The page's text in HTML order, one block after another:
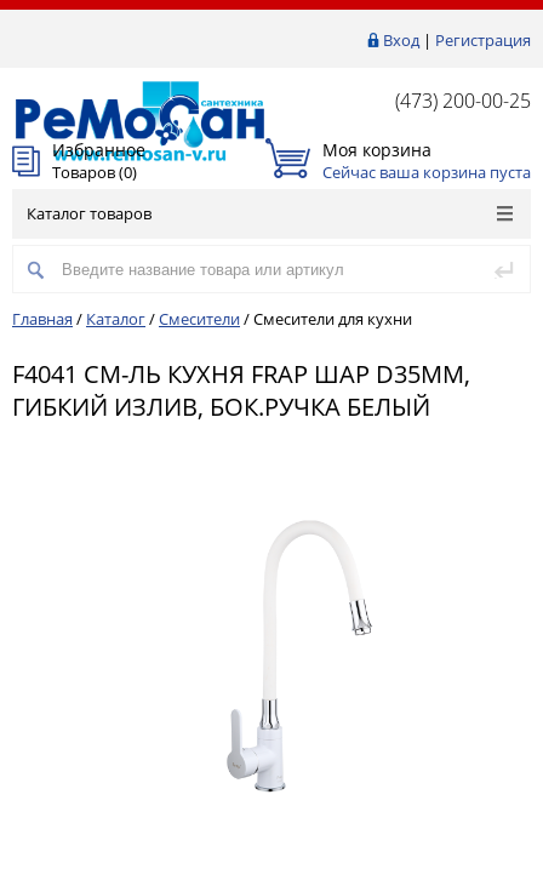
Вход| Регистрация
(473) 200-00-25
Избранное
Товаров (0)
Моя корзина
Сейчас ваша корзина пуста
Каталог товаров
Главная / Каталог/Смесители/Смесители для кухни
F4041 СМ-ЛЬ КУХНЯ FRAP ШАР D35ММ,
ГИБКИЙ ИЗЛИВ, БОК.РУЧКА БЕЛЫЙ